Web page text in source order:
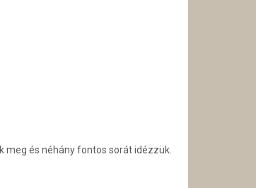
meg és néhány fontos sorát idézzük.